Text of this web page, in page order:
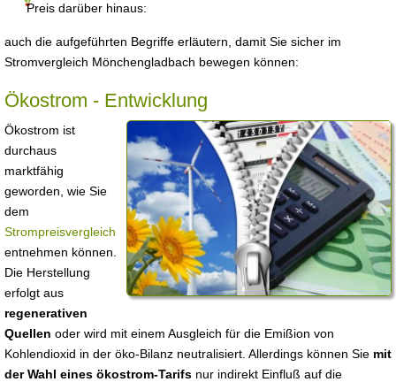
Preis darüber hinaus:
auch die aufgeführten Begriffe erläutern, damit Sie sicher im
Stromvergleich Mönchengladbach bewegen können:
Ökostrom - Entwicklung
Ökostrom ist
durchaus
marktfähig
geworden, wie Sie
dem
Strompreisvergleich
entnehmen können.
Die Herstellung
erfolgt aus
regenerativen
Quellen oder wird mit einem Ausgleich für die Emißion von
Kohlendioxid in der öko-Bilanz neutralisiert. Allerdings können Sie mit
der Wahl eines ökostrom-Tarifs nur indirekt Einfluß auf die